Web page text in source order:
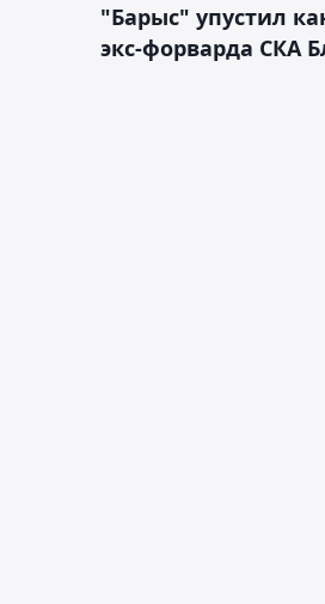
"Барыс" упустил
экс-форварда СКА